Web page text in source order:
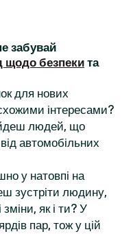
забувай
щодо безпекита
для нових
інтересами?
людей, що
автомобільних
у натовпі на
зустріти людину,
як і ти? У
пар, тож у цій